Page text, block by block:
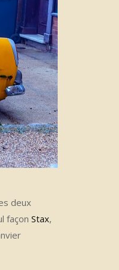
deux
façon Stax,